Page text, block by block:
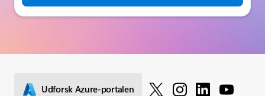
Udforsk Azure-portalen